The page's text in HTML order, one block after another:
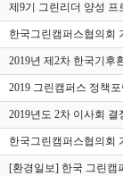
제9기 그린리더 양성 프
한국그린캠퍼스협의회
2019년 제2차 한국기후
2019 그린캠퍼스 정책
2019년도 2차 이사회 결
한국그린캠퍼스협의회
[환경일보] 한국 그린캠